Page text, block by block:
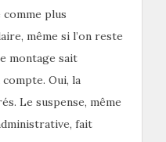
plus
même si l’on reste
montage sait
Oui, la
Le suspense, même
fait